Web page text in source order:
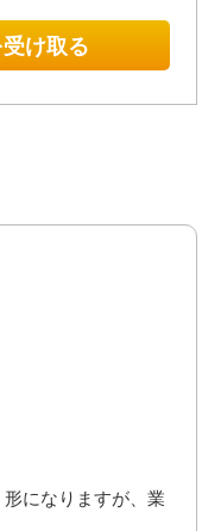
け取る
になりますが、業